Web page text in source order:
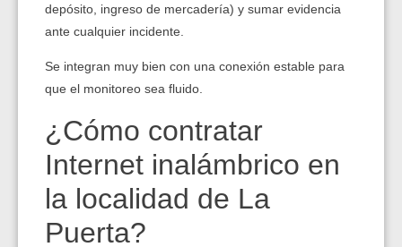
depósito, ingreso de mercadería) y sumar evidencia
ante cualquier incidente.
Se integran muy bien con una conexión estable para
que el monitoreo sea fluido.
¿Cómo contratar
Internet inalámbrico en
la localidad de La
Puerta?